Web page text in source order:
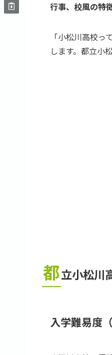
行事、校風の特
「小松川高校
します。都立小
都立小松川
入学難易度